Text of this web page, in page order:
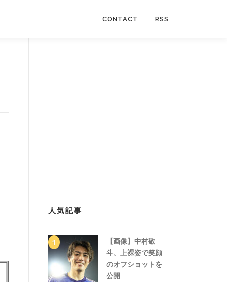
CONTACT RSS
人気記事
【画像】中村敬
斗、上裸姿で笑顔
のオフショットを
公開